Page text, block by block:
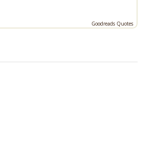
Goodreads Quotes